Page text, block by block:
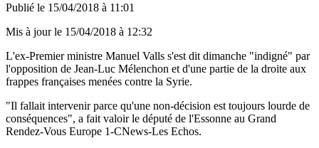
Publié le 15/04/2018 à 11:01
Mis à jour le 15/04/2018 à 12:32
L'ex-Premier ministre Manuel Valls s'est dit dimanche "indigné" par
l'opposition de Jean-Luc Mélenchon et d'une partie de la droite aux
frappes françaises menées contre la Syrie.
"Il fallait intervenir parce qu'une non-décision est toujours lourde de
conséquences", a fait valoir le député de l'Essonne au Grand
Rendez-Vous Europe 1-CNews-Les Echos.